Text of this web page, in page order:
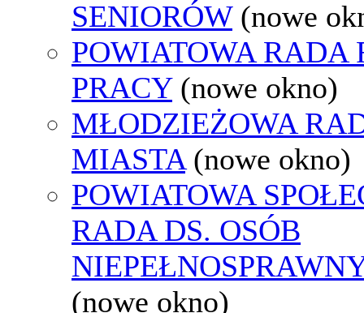
SENIORÓW (nowe
POWIATOWA RADA
PRACY (nowe okno)
MŁODZIEŻOWA
MIASTA (nowe okno)
POWIATOWA
RADA DS. OSÓB
(nowe okno)